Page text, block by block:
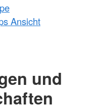
Ansicht
und